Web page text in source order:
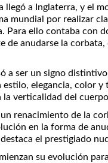
llegó a Inglaterra, y el
mundial por realizar
Para ello contaba con
de anudarse la
a ser un signo
estilo, elegancia, color y
la verticalidad del
renacimiento de la
en la forma de
el prestigiado
su evolución